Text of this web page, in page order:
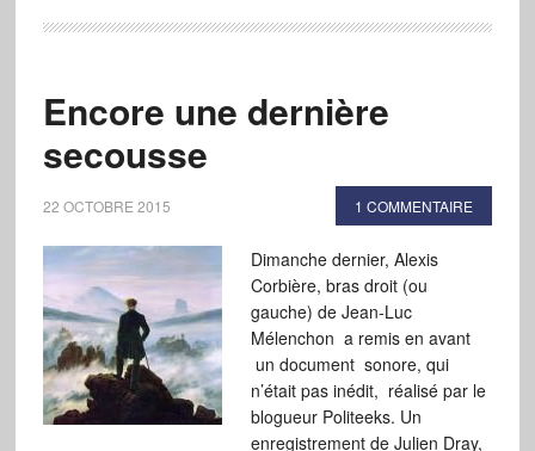
Encore une dernière
secousse
22 OCTOBRE 2015 1 COMMENTAIRE
Dimanche dernier, Alexis
Corbière, bras droit (ou
gauche) de Jean-Luc
Mélenchon a remis en avant
un document sonore, qui
n’était pas inédit, réalisé par le
blogueur Politeeks. Un
enregistrement de Julien Dray,